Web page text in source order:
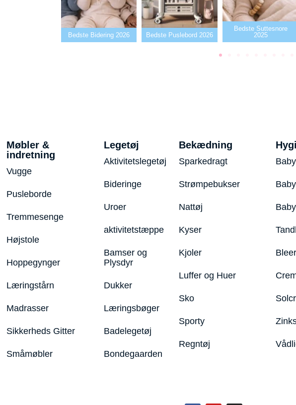
Bedste Bidering 2026 Bedste Puslebord 2026
Bedste Suttesnore
2025
Møbler &
indretning
Vugge
Pusleborde
Tremmesenge
Højstole
Hoppegynger
Læringstårn
Madrasser
Sikkerheds Gitter
Småmøbler
Legetøj
Aktivitetslegetøj
Bideringe
Uroer
aktivitetstæppe
Bamser og
Plysdyr
Dukker
Læringsbøger
Badelegetøj
Bondegaarden
Bekædning
Sparkedragt
Strømpebukser
Nattøj
Kyser
Kjoler
Luffer og Huer
Sko
Sporty
Regntøj